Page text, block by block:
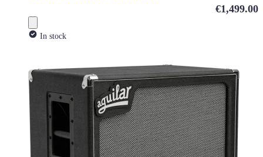
€1,499.00
In stock